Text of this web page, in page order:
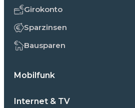
Girokonto
Sparzinsen
Bausparen
Mobilfunk
Internet & TV